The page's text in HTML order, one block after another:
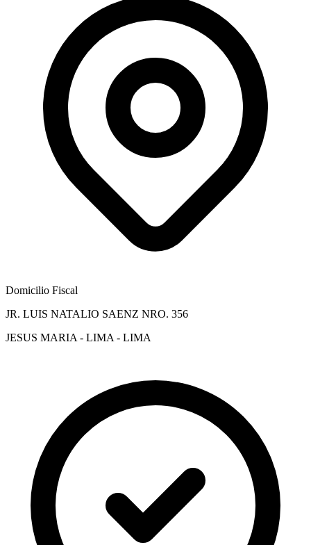
Domicilio Fiscal
JR. LUIS NATALIO SAENZ NRO. 356
JESUS MARIA - LIMA - LIMA